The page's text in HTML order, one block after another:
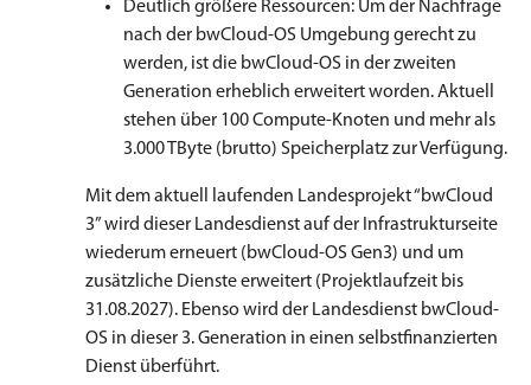
Deutlich größere Ressourcen: Um der Nachfrage
nach der bwCloud-OS Umgebung gerecht zu
werden, ist die bwCloud-OS in der zweiten
Generation erheblich erweitert worden. Aktuell
stehen über 100 Compute-Knoten und mehr als
3.000 TByte (brutto) Speicherplatz zur Verfügung.
Mit dem aktuell laufenden Landesprojekt “bwCloud
3” wird dieser Landesdienst auf der Infrastrukturseite
wiederum erneuert (bwCloud-OS Gen3) und um
zusätzliche Dienste erweitert (Projektlaufzeit bis
31.08.2027). Ebenso wird der Landesdienst bwCloud-
OS in dieser 3. Generation in einen selbstfinanzierten
Dienst überführt.